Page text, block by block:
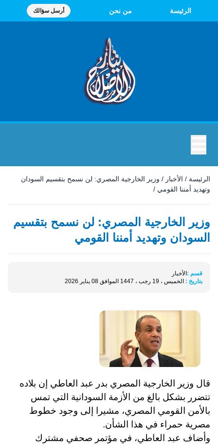
الرئيسة من نحن أرسل سؤالك
الرئيسة / الأخبار / وزير الخارجية المصري: لن نسمح بتقسيم السودان
وتهديد أمننا القومي /
وزير الخارجية المصري: لن نسمح بتقسيم
السودان وتهديد أمننا القومي
قسم : الأخبار
بتاريخ : الخميس ، 19 رجب ، 1447 الموافق 08 يناير 2026
قال وزير الخارجية المصري بدر عبد العاطي إن بلاده
تتضرر بشكل بالغ من الأزمة السودانية التي تمس
بالأمن القومي المصري، مشيرا إلى وجود خطوط
مصرية حمراء في هذا الشأن.
وأضاف عبد العاطي، في مؤتمر صحفي مشترك